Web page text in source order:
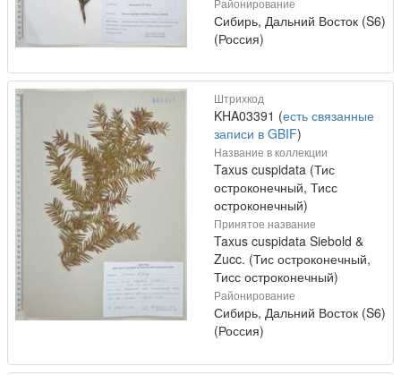
Районирование
Сибирь, Дальний Восток (S6)
(Россия)
Штрихкод
KHA03391 (есть связанные
записи в GBIF)
Название в коллекции
Taxus cuspidata (Тис
остроконечный, Тисс
остроконечный)
Принятое название
Taxus cuspidata Siebold &
Zucc. (Тис остроконечный,
Тисс остроконечный)
Районирование
Сибирь, Дальний Восток (S6)
(Россия)